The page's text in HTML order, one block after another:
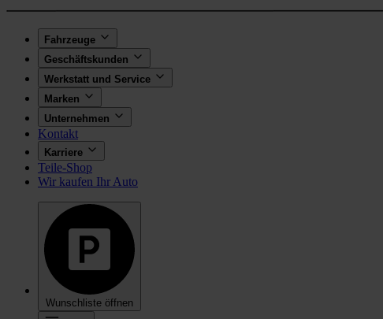
Fahrzeuge
Geschäftskunden
Werkstatt und Service
Marken
Unternehmen
Kontakt
Karriere
Teile-Shop
Wir kaufen Ihr Auto
Wunschliste öffnen